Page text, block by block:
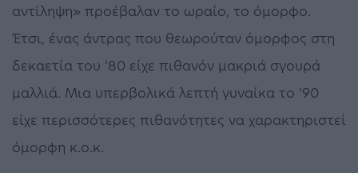
αντίληψη» προέβαλαν το ωραίο, το όμορφο.
Έτσι, ένας άντρας που θεωρούταν όμορφος στη
δεκαετία του ’80 είχε πιθανόν μακριά σγουρά
μαλλιά. Μια υπερβολικά λεπτή γυναίκα το ’90
είχε περισσότερες πιθανότητες να χαρακτηριστεί
όμορφη κ.ο.κ.